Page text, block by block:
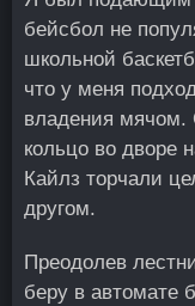
бейсбол не
школьной
что у меня
владения мячом.
кольцо во дворе
Кайлз торчали
другом.
Преодолев
беру в автомате